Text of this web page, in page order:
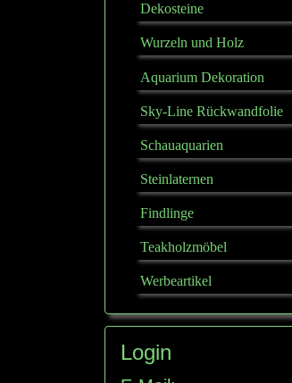
Dekosteine
Wurzeln und Holz
Aquarium Dekoration
Sky-Line Rückwandfolie
Schauaquarien
Steinlaternen
Findlinge
Teakholzmöbel
Werbeartikel
Login